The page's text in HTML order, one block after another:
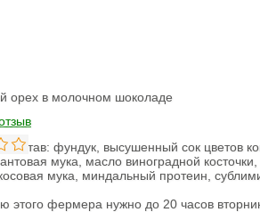
орех в молочном шоколаде
Состав: фундук, высушенный сок цветов
мука, масло виноградной
мука, миндальный протеин,
этого фермера нужно до 20 часов